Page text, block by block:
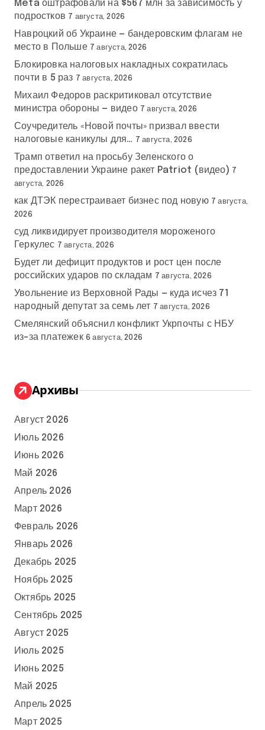
Meta оштрафовали на $567 млн за зависимость у
подростков 7 августа, 2026
Навроцкий об Украине — бандеровским флагам не
место в Польше 7 августа, 2026
Блокировка налоговых накладных сократилась
почти в 5 раз 7 августа, 2026
Михаил Федоров раскритиковал отсутствие
министра обороны — видео 7 августа, 2026
Соучредитель «Новой почты» призвал ввести
налоговые каникулы для… 7 августа, 2026
Трамп ответил на просьбу Зеленского о
предоставлении Украине ракет Patriot (видео) 7
августа, 2026
как ДТЭК перестраивает бизнес под новую 7 августа,
2026
суд ликвидирует производителя мороженого
Геркулес 7 августа, 2026
Будет ли дефицит продуктов и рост цен после
российских ударов по складам 7 августа, 2026
Увольнение из Верховной Рады — куда исчез 71
народный депутат за семь лет 7 августа, 2026
Смелянский объяснил конфликт Укрпочты с НБУ
из-за платежек 6 августа, 2026
Архивы
Август 2026
Июль 2026
Июнь 2026
Май 2026
Апрель 2026
Март 2026
Февраль 2026
Январь 2026
Декабрь 2025
Ноябрь 2025
Октябрь 2025
Сентябрь 2025
Август 2025
Июль 2025
Июнь 2025
Май 2025
Апрель 2025
Март 2025